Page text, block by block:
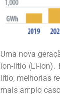
Uma nova
íon-lítio (Li-ion).
lítio, melhorias
mais amplo